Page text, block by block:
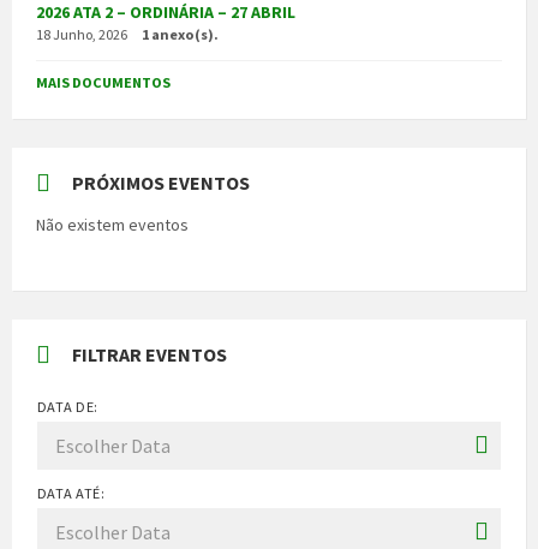
2026 ATA 2 – ORDINÁRIA – 27 ABRIL
18 Junho, 2026 1 anexo(s).
MAIS DOCUMENTOS
PRÓXIMOS EVENTOS
Não existem eventos
FILTRAR EVENTOS
DATA DE:
DATA ATÉ: